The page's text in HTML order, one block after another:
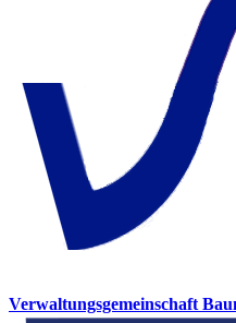
Verwaltungsgemeinschaft